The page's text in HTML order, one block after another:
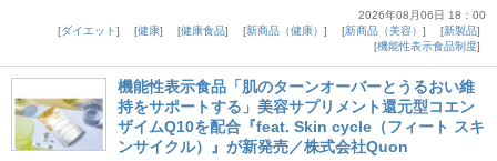
2026年08月06日 18：00
ダイエット
健康 健康食品 新商品（健康） 新商品（美容）
新製品
機能性表示食品制度
機能性表示食品「肌のターンオーバーとうるおい維
持をサポートする」美容サプリメント還元型コエン
ザイムQ10を配合『feat. Skin cycle（フィート スキ
ンサイクル）』が新発売／株式会社Quon